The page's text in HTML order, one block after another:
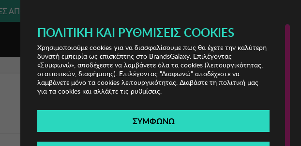
ΑΠΌ 49€ ΚΑΙ ΆΝΩ!
(0)
ΠΟΛΙΤΙΚΉ ΚΑΙ ΡΥΘΜΊΣΕΙΣ COOKIES
Χρησιμοποιούμε cookies για να διασφαλίσουμε πως θα έχετε την καλύτερη
δυνατή εμπειρία ως επισκέπτης στο BrandsGalaxy. Επιλέγοντας
«Συμφωνώ», αποδέχεστε να λαμβάνετε όλα τα cookies (λειτουργικότητας,
στατιστικών, διαφήμισης). Επιλέγοντας "Διαφωνώ" αποδέχεστε να
λαμβάνετε μόνο τα cookies λειτουργικότητας. Διαβάστε τη πολιτική μας
για τα cookies και αλλάξτε τις ρυθμίσεις.
ΣΥΜΦΩΝΩ